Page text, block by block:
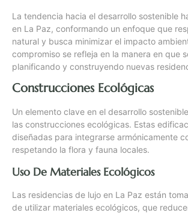
La tendencia hacia el desarrollo sostenible
en La Paz, conformando un enfoque que
natural y busca minimizar el impacto
compromiso se refleja en la manera en que
planificando y construyendo nuevas
Construcciones Ecológicas
Un elemento clave en el desarrollo
las construcciones ecológicas. Estas
diseñadas para integrarse armónicamente
respetando la flora y fauna locales.
Uso De Materiales Ecológicos
Las residencias de lujo en La Paz están
de utilizar materiales ecológicos, que